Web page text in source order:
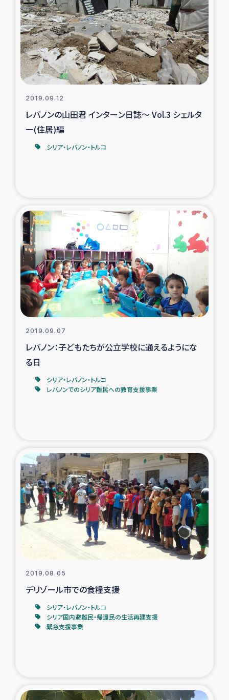
タイ国境ミャンマー移民子ども支援
漁民によるマングローブ植林活動
レバノンでのシリア難民への食糧・越冬支援
レバノンでのシリア難民への教育支援事業
レバノンでのシリア難民・レバノン人への農業支援
石巻市街地在宅被災者支援
復興応援隊の活動
仮設住宅生活支援・農業復興支援
漁業復興支援
インターン・ボランティア日誌
居場所づくり
ガザ地区での公園の緑化を通じた支援事業
ガザ地区における被災住民への緊急支援
ガザ地区酪農を通した女性グループの生計支援
ふりかけ普及と食生活改善による栄養改善事業
フェアトレード事業
緊急支援事業
食べる
2019.09.12
レバノンの山田君 インターン日誌～ Vol.3 シェルタ
ー(住居)編
シリア・レバノン・トルコ
2019.09.07
レバノン：子どもたちが公立学校に通えるようにな
る日
シリア・レバノン・トルコ
レバノンでのシリア難民への教育支援事業
2019.08.05
デリゾール市での食糧支援
シリア・レバノン・トルコ
シリア国内避難民・帰還民の生活再建支援
緊急支援事業